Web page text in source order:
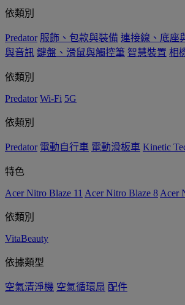
依類別
Predator 服飾、包款與裝備 連接線、底座
與音訊 鍵盤、滑鼠與觸控筆 智慧裝置 相
依類別
Predator Wi-Fi 5G
依類別
Predator 電動自行車 電動滑板車 Kinetic
特色
Acer Nitro Blaze 11 Acer Nitro Blaze 8 Acer
依類別
VitaBeauty
依據類型
空氣清淨機 空氣循環扇 配件